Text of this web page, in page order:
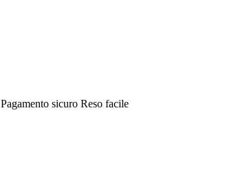
Pagamento sicuro Reso facile